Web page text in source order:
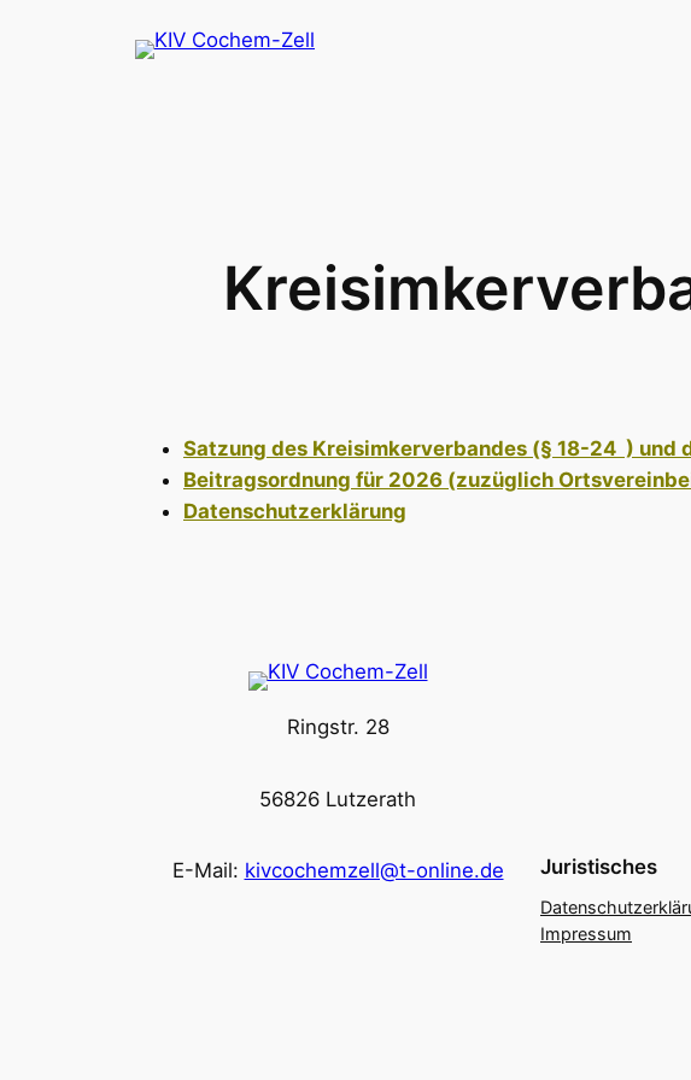
Satzung des Kreisimkerverbandes (§ 18-24 ) und
Beitragsordnung für 2026 (zuzüglich
Datenschutzerklärung
Ringstr. 28
56826 Lutzerath
E-Mail: kivcochemzell@t-online.de Juristisches
Impressum